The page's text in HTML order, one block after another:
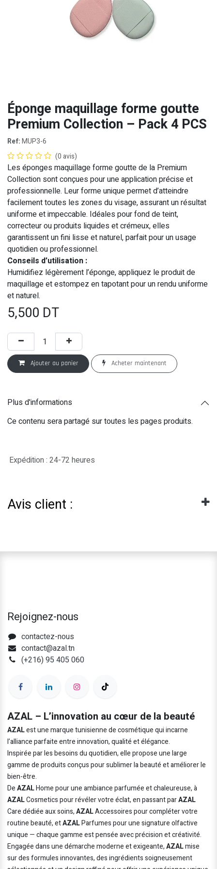
Éponge maquillage forme goutte
Premium Collection – Pack 4 PCS
Ref:MUP3-6
(0 avis)
Les éponges maquillage forme goutte de la Premium
Collection sont conçues pour une application précise et
professionnelle. Leur forme unique permet d’atteindre
facilement toutes les zones du visage, assurant un résultat
uniforme et impeccable. Idéales pour fond de teint,
correcteur ou produits liquides et crémeux, elles
garantissent un fini lisse et naturel, parfait pour un usage
quotidien ou professionnel.
Conseils d’utilisation :
Humidifiez légèrement l’éponge, appliquez le produit de
maquillage et estompez en tapotant pour un rendu uniforme
et naturel.
5,500 DT
Ajouter au panier Acheter maintenant
Plus d'informations
Ce contenu sera partagé sur toutes les pages produits.
Expédition : 24-72 heures
Avis client :
Rejoignez-nous
contactez-nous
contact@azal.tn
(+216) 95 405 060
AZAL – L’innovation au cœur de la beauté
AZALest une marque tunisienne de cosmétique qui incarne
l’alliance parfaite entre innovation, qualité et élégance.
Inspirée par les besoins du quotidien, elle propose une large
gamme de produits conçus pour sublimer la beauté et améliorer le
bien-être.
DeAZALHome pour une ambiance parfumée et chaleureuse, à
AZALCosmetics pour révéler votre éclat, en passant parAZAL
Care dédiée aux soins,AZALAccessoires pour compléter votre
routine beauté, etAZALParfumes pour une signature olfactive
unique — chaque gamme est pensée avec précision et créativité.
Engagée dans une démarche moderne et exigeante,AZALmise
sur des formules innovantes, des ingrédients soigneusement